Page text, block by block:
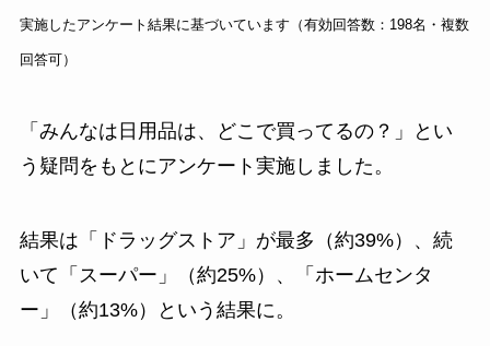
実施したアンケート結果に基づいています（有効回答数：198名・複数
回答可）
「みんなは日用品は、どこで買ってるの？」とい
う疑問をもとにアンケート実施しました。
結果は「ドラッグストア」が最多（約39%）、続
いて「スーパー」（約25%）、「ホームセンタ
ー」（約13%）という結果に。